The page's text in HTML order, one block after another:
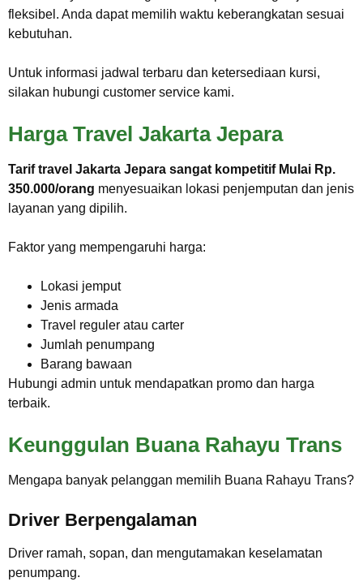
fleksibel. Anda dapat memilih waktu keberangkatan sesuai
kebutuhan.
Untuk informasi jadwal terbaru dan ketersediaan kursi,
silakan hubungi customer service kami.
Harga Travel Jakarta Jepara
Tarif travel Jakarta Jepara sangat kompetitif Mulai Rp.
350.000/orang menyesuaikan lokasi penjemputan dan jenis
layanan yang dipilih.
Faktor yang mempengaruhi harga:
Lokasi jemput
Jenis armada
Travel reguler atau carter
Jumlah penumpang
Barang bawaan
Hubungi admin untuk mendapatkan promo dan harga
terbaik.
Keunggulan Buana Rahayu Trans
Mengapa banyak pelanggan memilih Buana Rahayu Trans?
Driver Berpengalaman
Driver ramah, sopan, dan mengutamakan keselamatan
penumpang.